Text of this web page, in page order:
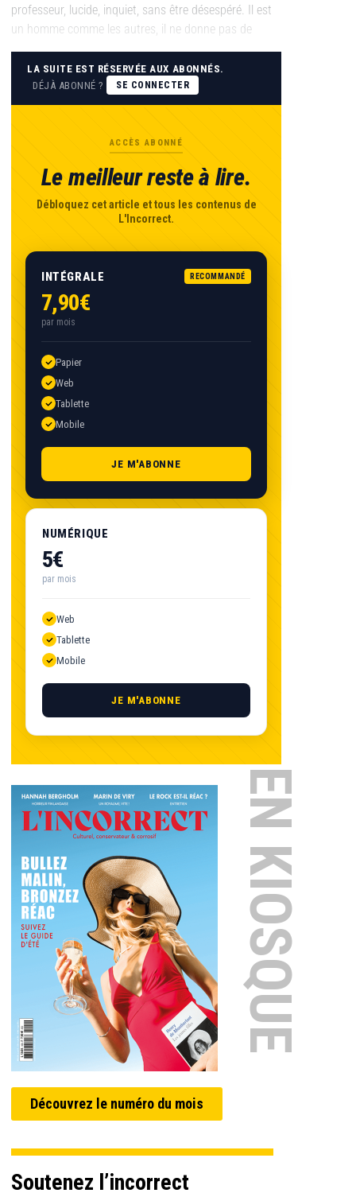
professeur, lucide, inquiet, sans être désespéré. Il est
un homme comme les autres, il ne donne pas de
LA SUITE EST RÉSERVÉE AUX ABONNÉS.
DÉJÀ ABONNÉ ?
SE CONNECTER
ACCÈS ABONNÉ
Le meilleur reste à lire.
Débloquez cet article et tous les contenus de
L'Incorrect.
INTÉGRALE RECOMMANDÉ
7,90€
par mois
Papier
Web
Tablette
Mobile
JE M'ABONNE
NUMÉRIQUE
5€
par mois
Web
Tablette
Mobile
JE M'ABONNE
EN KIOSQUE
Découvrez le numéro du mois
Soutenez l’incorrect